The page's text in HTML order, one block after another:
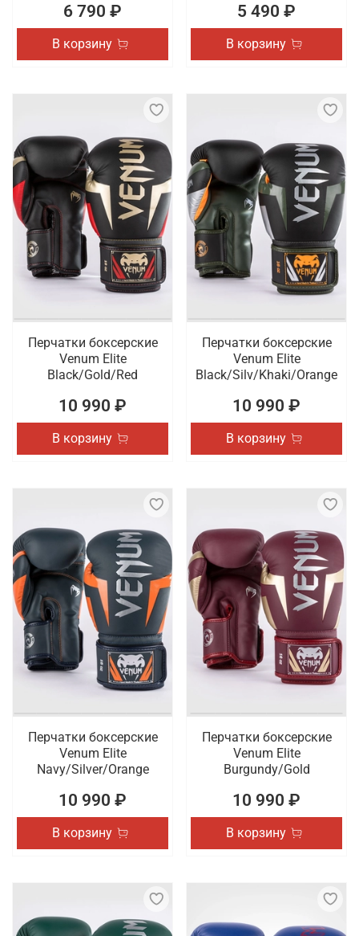
6 790 ₽
В корзину
5 490 ₽
В корзину
Перчатки боксерские
Venum Elite
Black/Gold/Red
10 990 ₽
В корзину
Перчатки боксерские
Venum Elite
Black/Silv/Khaki/Orange
10 990 ₽
В корзину
Перчатки боксерские
Venum Elite
Navy/Silver/Orange
10 990 ₽
В корзину
Перчатки боксерские
Venum Elite
Burgundy/Gold
10 990 ₽
В корзину